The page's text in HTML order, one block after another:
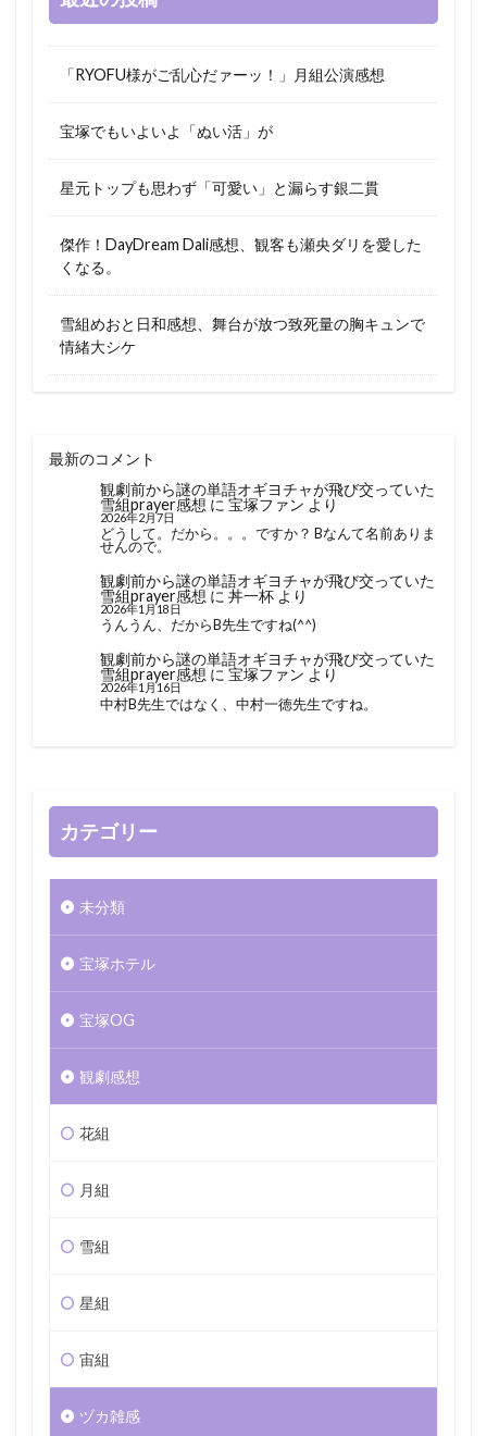
「RYOFU様がご乱心だァーッ！」月組公演感想
宝塚でもいよいよ「ぬい活」が
星元トップも思わず「可愛い」と漏らす銀二貫
傑作！DayDream Dali感想、観客も瀬央ダリを愛した
くなる。
雪組めおと日和感想、舞台が放つ致死量の胸キュンで
情緒大シケ
最新のコメント
観劇前から謎の単語オギヨチャが飛び交っていた
雪組prayer感想 に 宝塚ファン より
2026年2月7日
どうして。だから。。。ですか？ Bなんて名前ありま
せんので。
観劇前から謎の単語オギヨチャが飛び交っていた
雪組prayer感想 に 丼一杯より
2026年1月18日
うんうん、だからB先生ですね(^^)
観劇前から謎の単語オギヨチャが飛び交っていた
雪組prayer感想 に 宝塚ファン より
2026年1月16日
中村B先生ではなく、中村一徳先生ですね。
カテゴリー
未分類
宝塚ホテル
宝塚OG
観劇感想
花組
月組
雪組
星組
宙組
ヅカ雑感